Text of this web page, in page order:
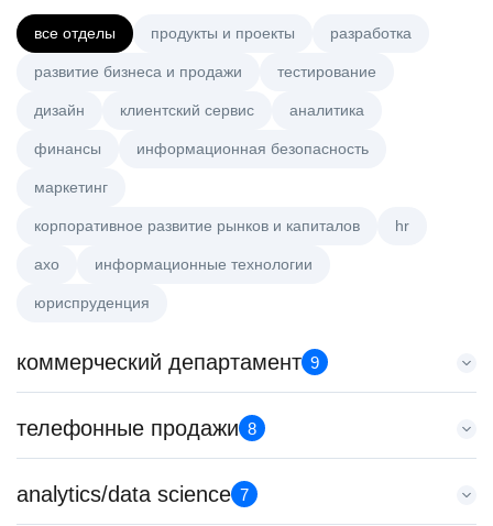
все отделы продукты и проекты разработка
развитие бизнеса и продажи тестирование
дизайн клиентский сервис аналитика
финансы информационная безопасность
маркетинг
корпоративное развитие рынков и капиталов hr
axo информационные технологии
юриспруденция
коммерческий департамент 9
Аналитик данных (направление Enterprise продаж)
HeadHunter::Коммерческий департамент
з/п не указана
телефонные продажи 8
Менеджер по продажам в сегменте среднего и крупного
бизнеса
analytics/data science 7